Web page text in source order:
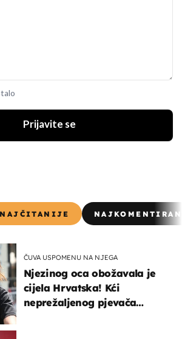
Prijavite se
NAJČITANIJE
ČUVA USPOMENU NA NJEGA
Njezinog oca obožavala je
cijela Hrvatska! Kći
neprežaljenog pjevača